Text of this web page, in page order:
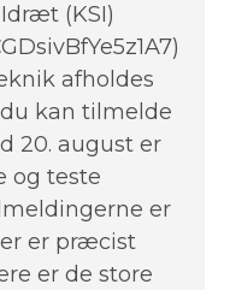
(KSI)
afholdes
du kan tilmelde
20. august er
og teste
er
er præcist
er de store